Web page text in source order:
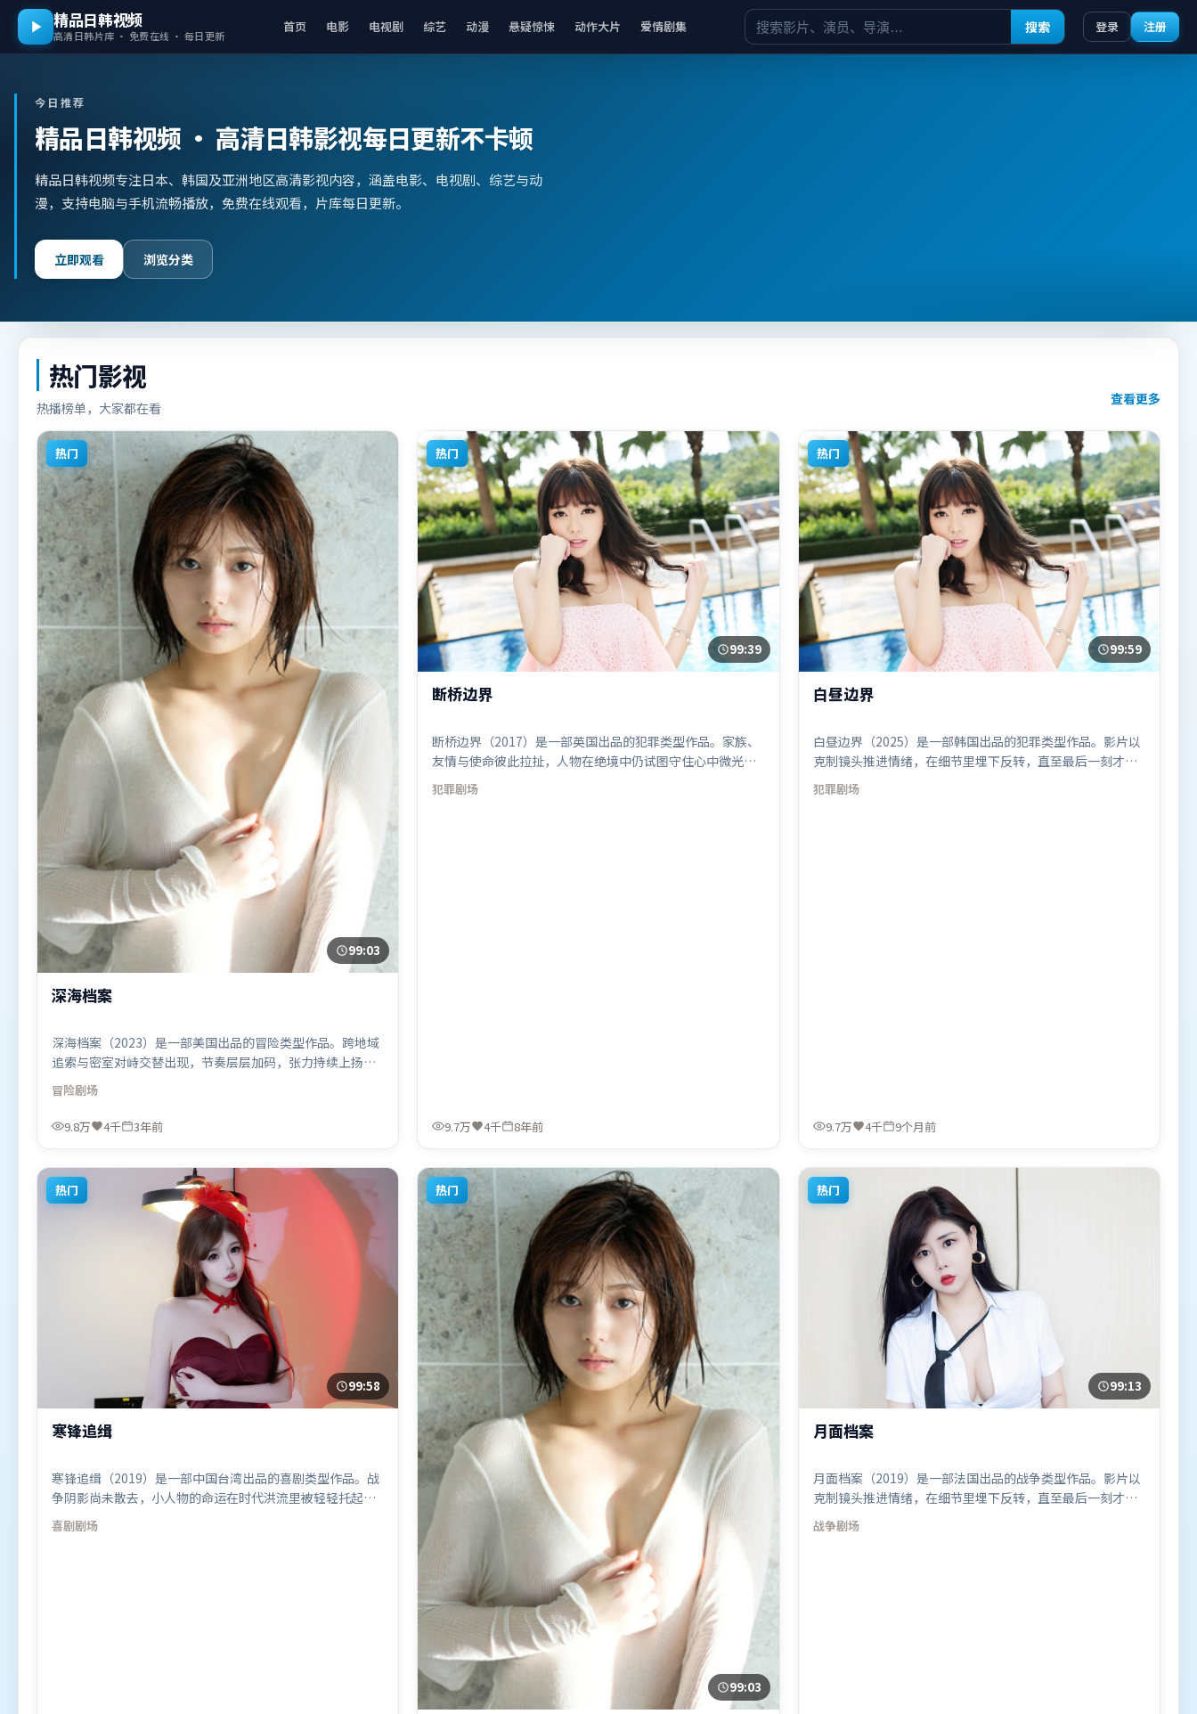
精品日韩视频
高清日韩片库 · 免费在线 · 每日更新
首页 电影 电视剧 综艺 动漫 悬疑惊悚 动作大片 爱情剧集 搜索 登录 注册
今日推荐
精品日韩视频 · 高清日韩影视每日更新不卡顿
精品日韩视频专注日本、韩国及亚洲地区高清影视内容，涵盖电影、电视剧、综艺与动
漫，支持电脑与手机流畅播放，免费在线观看，片库每日更新。
立即观看 浏览分类
热门影视
热播榜单，大家都在看
查看更多
热门
99:03
深海档案
深海档案（2023）是一部美国出品的冒险类型作品。跨地域
追索与密室对峙交替出现，节奏层层加码，张力持续上扬。
叙事线索多线并进，最终在关键节点收束。由詹姆斯·卡梅
隆执导，汤唯、赵丽颖、雷佳音，梁朝伟、艾米莉·布朗
特、孙艺珍等联袂出演。影片于2023年4月2日（美国）在部
冒险剧场
9.8万 4千 3年前
热门
99:39
断桥边界
断桥边界（2017）是一部英国出品的犯罪类型作品。家族、
友情与使命彼此拉扯，人物在绝境中仍试图守住心中微光。
类型元素被重新组合，既致敬经典也尝试突破套路。由林超
贤执导，周冬雨、马东锡、秦海璐，黄渤、咏梅、奥卡菲娜
犯罪剧场
9.7万 4千 8年前
热门
99:59
白昼边界
白昼边界（2025）是一部韩国出品的犯罪类型作品。影片以
克制镜头推进情绪，在细节里埋下反转，直至最后一刻才揭
开谜底。摄影与美术共同营造出强烈地域气质，增强沉浸
感。由杜琪峰执导，提莫西·查拉米、王景春、谭卓，咏
犯罪剧场
9.7万 4千 9个月前
热门
99:58
寒锋追缉
寒锋追缉（2019）是一部中国台湾出品的喜剧类型作品。战
争阴影尚未散去，小人物的命运在时代洪流里被轻轻托起又
放下。叙事线索多线并进，最终在关键节点收束。由阿彼尔
邦执导，王景春、宋康昊、长泽雅美，易烊千玺、白宇、张
喜剧剧场
热门
99:03
热门
99:13
月面档案
月面档案（2019）是一部法国出品的战争类型作品。影片以
克制镜头推进情绪，在细节里埋下反转，直至最后一刻才揭
开谜底。类型元素被重新组合，既致敬经典也尝试突破套
路。由杜琪峰执导，托尼·贾、汤姆·哈迪、木村拓哉，黄
战争剧场